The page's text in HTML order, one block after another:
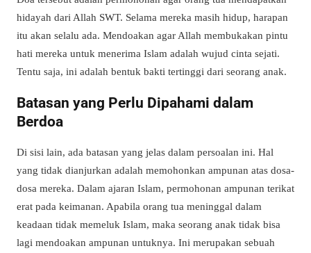
hidayah dari Allah SWT. Selama mereka masih hidup, harapan
itu akan selalu ada. Mendoakan agar Allah membukakan pintu
hati mereka untuk menerima Islam adalah wujud cinta sejati.
Tentu saja, ini adalah bentuk bakti tertinggi dari seorang anak.
Batasan yang Perlu Dipahami dalam
Berdoa
Di sisi lain, ada batasan yang jelas dalam persoalan ini. Hal
yang tidak dianjurkan adalah memohonkan ampunan atas dosa-
dosa mereka. Dalam ajaran Islam, permohonan ampunan terikat
erat pada keimanan. Apabila orang tua meninggal dalam
keadaan tidak memeluk Islam, maka seorang anak tidak bisa
lagi mendoakan ampunan untuknya. Ini merupakan sebuah